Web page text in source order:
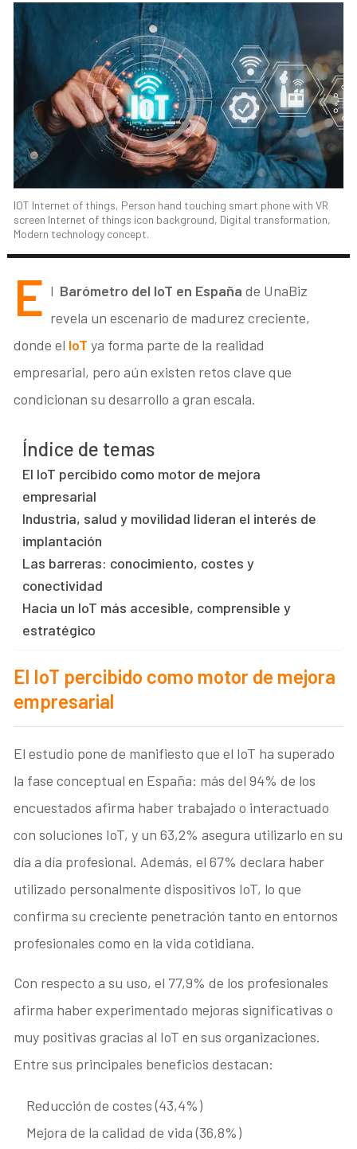
IOT Internet of things, Person hand touching smart phone with VR
screen Internet of things icon background, Digital transformation,
Modern technology concept.
E l Barómetro del IoT en España de UnaBiz
revela un escenario de madurez creciente,
donde el IoTya forma parte de la realidad
empresarial, pero aún existen retos clave que
condicionan su desarrollo a gran escala.
Índice de temas
El IoT percibido como motor de mejora
empresarial
Industria, salud y movilidad lideran el interés de
implantación
Las barreras: conocimiento, costes y
conectividad
Hacia un IoT más accesible, comprensible y
estratégico
El IoT percibido como motor de mejora
empresarial
El estudio pone de manifiesto que el IoT ha superado
la fase conceptual en España: más del 94% de los
encuestados afirma haber trabajado o interactuado
con soluciones IoT, y un 63,2% asegura utilizarlo en su
día a día profesional. Además, el 67% declara haber
utilizado personalmente dispositivos IoT, lo que
confirma su creciente penetración tanto en entornos
profesionales como en la vida cotidiana.
Con respecto a su uso, el 77,9% de los profesionales
afirma haber experimentado mejoras significativas o
muy positivas gracias al IoT en sus organizaciones.
Entre sus principales beneficios destacan:
Reducción de costes (43,4%)
Mejora de la calidad de vida (36,8%)